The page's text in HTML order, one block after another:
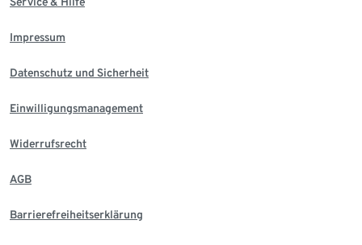
Impressum
Datenschutz und Sicherheit
Einwilligungsmanagement
Widerrufsrecht
AGB
Barrierefreiheitserklärung